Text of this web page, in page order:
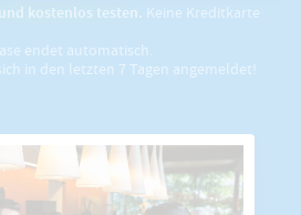
kostenlos testen. Keine Kreditkarte
endet automatisch.
in den letzten 7 Tagen angemeldet!